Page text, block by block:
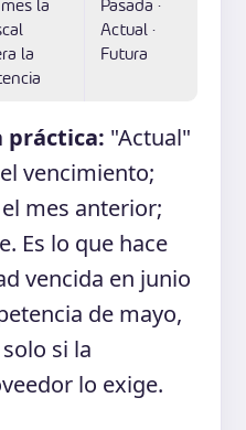
la
la
Pasada ·
Actual ·
Futura
práctica: "Actual"
vencimiento;
mes anterior;
Es lo que hace
vencida en junio
de mayo,
si la
lo exige.